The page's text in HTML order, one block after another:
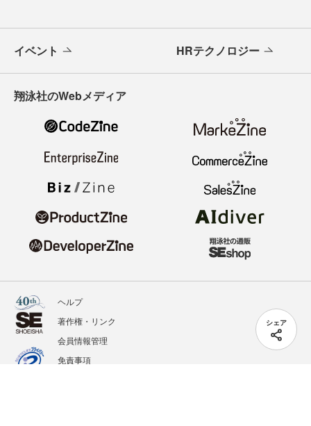
シェア
イベント HRテクノロジー
翔泳社のWebメディア
ヘルプ
著作権・リンク
会員情報管理
免責事項